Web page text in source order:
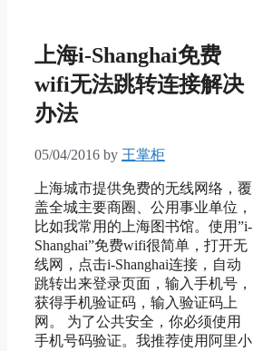
上海i-Shanghai免费
wifi无法跳转连接解决
办法
05/04/2016 by 王掌柜
上海城市提供免费的无线网络，覆
盖全城主要商圈、公用事业单位，
比如我常用的上海图书馆。使用”i-
Shanghai”免费wifi很简单，打开无
线网，点击i-Shanghai连接，自动
跳转出来登录页面，输入手机号，
获得手机验证码，输入验证码上
网。 为了公共安全，你必须使用
手机号码验证。我推荐使用阿里小